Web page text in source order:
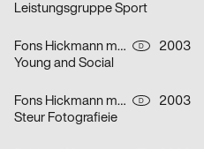
Leistungsgruppe Sport
Fons Hickmann m23 D
2003
Young and Social
Fons Hickmann m23 D
2003
Steur Fotografieie